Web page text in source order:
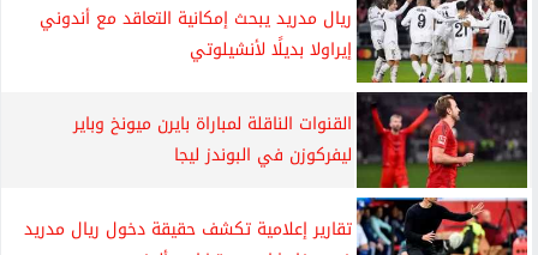
ريال مدريد يبحث إمكانية التعاقد مع أندوني
إيراولا بديلًا لأنشيلوتي
القنوات الناقلة لمباراة بايرن ميونخ وباير
ليفركوزن في البوندز ليجا
تقارير إعلامية تكشف حقيقة دخول ريال مدريد